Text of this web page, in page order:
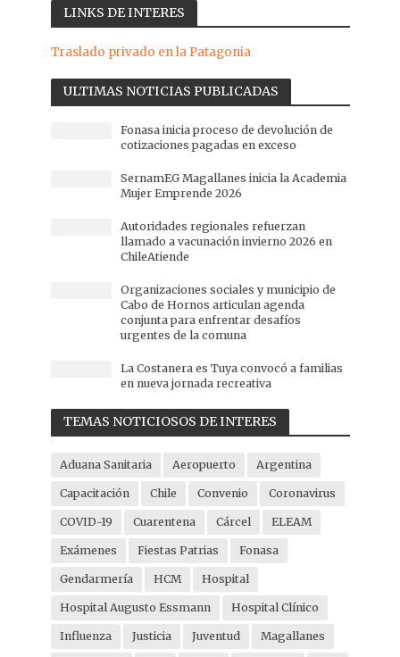
LINKS DE INTERES
Traslado privado en la Patagonia
ULTIMAS NOTICIAS PUBLICADAS
Fonasa inicia proceso de devolución de
cotizaciones pagadas en exceso
SernamEG Magallanes inicia la Academia
Mujer Emprende 2026
Autoridades regionales refuerzan
llamado a vacunación invierno 2026 en
ChileAtiende
Organizaciones sociales y municipio de
Cabo de Hornos articulan agenda
conjunta para enfrentar desafíos
urgentes de la comuna
La Costanera es Tuya convocó a familias
en nueva jornada recreativa
TEMAS NOTICIOSOS DE INTERES
Aduana Sanitaria Aeropuerto Argentina
Capacitación Chile Convenio Coronavirus
COVID-19 Cuarentena Cárcel ELEAM
Exámenes Fiestas Patrias Fonasa
Gendarmería HCM Hospital
Hospital Augusto Essmann Hospital Clínico
Influenza Justicia Juventud Magallanes